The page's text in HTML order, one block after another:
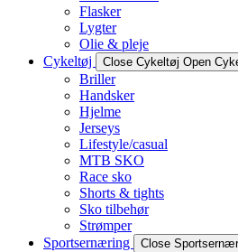
Flasker
Lygter
Olie & pleje
Cykeltøj
Close Cykeltøj Open
Briller
Handsker
Hjelme
Jerseys
Lifestyle/casual
MTB SKO
Race sko
Shorts & tights
Sko tilbehør
Strømper
Sportsernæring
Close